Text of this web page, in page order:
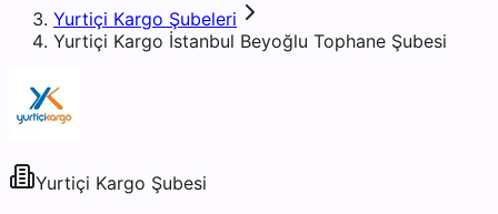
Yurtiçi Kargo Şubeleri
Yurtiçi Kargo İstanbul Beyoğlu Tophane Şubesi
Yurtiçi Kargo Şubesi